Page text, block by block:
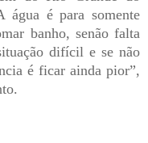
água é para somente
banho, senão falta
difícil e se não
é ficar ainda pior”,